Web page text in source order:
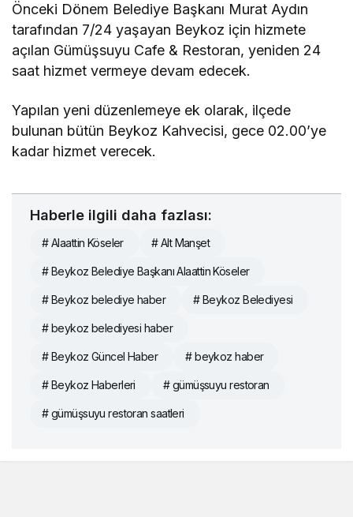
Önceki Dönem Belediye Başkanı Murat Aydın
tarafından 7/24 yaşayan Beykoz için hizmete
açılan Gümüşsuyu Cafe & Restoran, yeniden 24
saat hizmet vermeye devam edecek.
Yapılan yeni düzenlemeye ek olarak, ilçede
bulunan bütün Beykoz Kahvecisi, gece 02.00’ye
kadar hizmet verecek.
Haberle ilgili daha fazlası:
# Alaattin Köseler # Alt Manşet
# Beykoz Belediye Başkanı Alaattin Köseler
# Beykoz belediye haber # Beykoz Belediyesi
# beykoz belediyesi haber
# Beykoz Güncel Haber # beykoz haber
# Beykoz Haberleri # gümüşsuyu restoran
# gümüşsuyu restoran saatleri